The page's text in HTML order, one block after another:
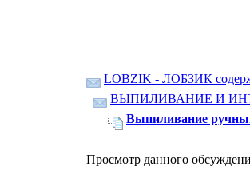
LOBZIK - ЛОБЗИК
ВЫПИЛИВАНИЕ И
Выпиливание
Просмотр данного